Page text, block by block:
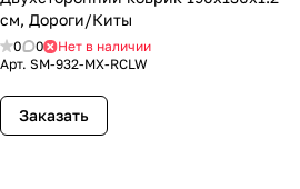
см, Дороги/Киты
0 0
Нет в наличии
Арт. SM-932-MX-RCLW
Заказать